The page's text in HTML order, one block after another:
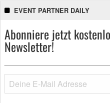
EVENT PARTNER DAILY
Abonniere jetzt
Newsletter!